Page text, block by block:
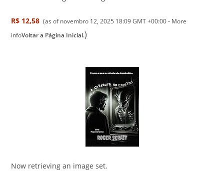
R$ 12,58 (as of novembro 12, 2025 18:09 GMT +00:00 - More
infoVoltar a Página Inicial.)
Now retrieving an image set.